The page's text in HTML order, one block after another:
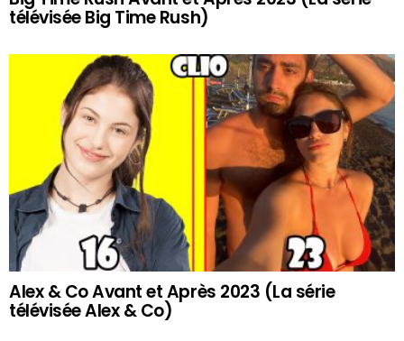
télévisée Big Time Rush)
Alex & Co Avant et Après 2023 (La série
télévisée Alex & Co)